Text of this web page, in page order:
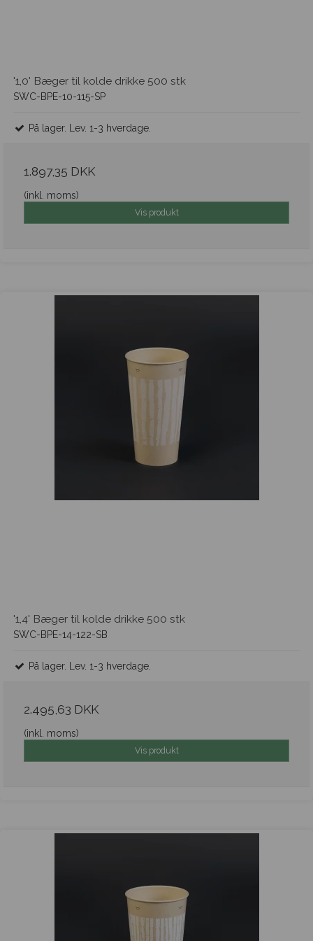
'1,0' Bæger til kolde drikke 500 stk
SWC-BPE-10-115-SP
På lager. Lev. 1-3 hverdage.
1.897,35 DKK
(inkl. moms)
Vis produkt
'1,4' Bæger til kolde drikke 500 stk
SWC-BPE-14-122-SB
På lager. Lev. 1-3 hverdage.
2.495,63 DKK
(inkl. moms)
Vis produkt